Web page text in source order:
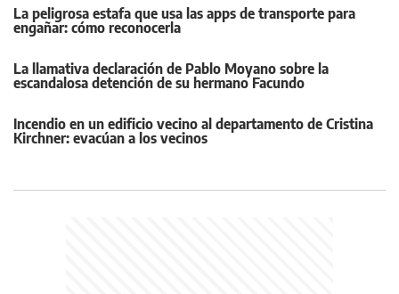
La peligrosa estafa que usa las apps de transporte para
engañar: cómo reconocerla
La llamativa declaración de Pablo Moyano sobre la
escandalosa detención de su hermano Facundo
Incendio en un edificio vecino al departamento de Cristina
Kirchner: evacúan a los vecinos